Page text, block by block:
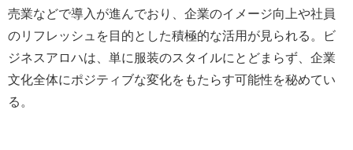
売業などで導入が進んでおり、企業のイメージ向上や社員
のリフレッシュを目的とした積極的な活用が見られる。ビ
ジネスアロハは、単に服装のスタイルにとどまらず、企業
文化全体にポジティブな変化をもたらす可能性を秘めてい
る。